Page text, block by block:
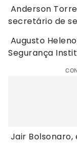
Anderson
secretário de
Augusto
Segurança
Jair